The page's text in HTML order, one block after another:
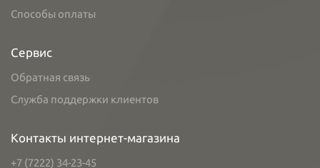
Способы оплаты
Сервис
Обратная связь
Служба поддержки клиентов
Контакты интернет-магазина
+7 (7222) 34-23-45